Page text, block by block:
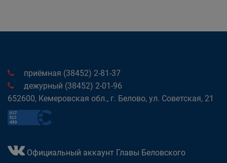
приёмная (38452) 2-81-37
дежурный (38452) 2-01-96
652600, Кемеровская обл., г. Белово, ул. Советская, 21
Официальный аккаунт Главы Беловского